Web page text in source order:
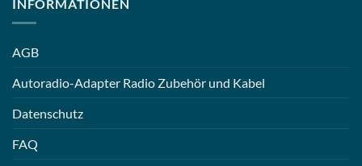
INFORMATIONEN
AGB
Autoradio-Adapter Radio Zubehör und Kabel
Datenschutz
FAQ